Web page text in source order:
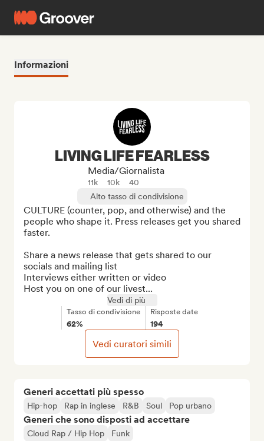
Informazioni
Generi accettati più spesso
Hip-hop Rap in inglese R&B Soul Pop urbano
Generi che sono disposti ad accettare
Cloud Rap / Hip Hop Funk
LIVING LIFE FEARLESS
Media/Giornalista
11k 10k
40
Alto tasso di condivisione
CULTURE (counter, pop, and otherwise) and the
people who shape it. Press releases get you shared
faster.
Share a news release that gets shared to our
socials and mailing list
Interviews either written or video
Host you on one of our livest...
Vedi di più
Tasso di condivisione
62%
Risposte date
194
Vedi curatori simili